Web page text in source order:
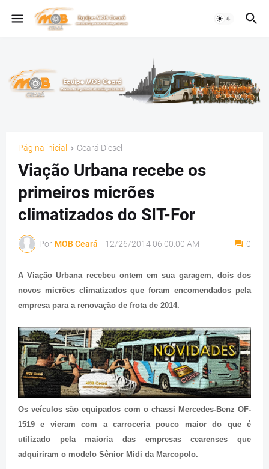
Página inicial Ceará Diesel
Viação Urbana recebe os
primeiros micrões
climatizados do SIT-For
Por MOB Ceará - 12/26/2014 06:00:00 AM 0
A Viação Urbana recebeu ontem em sua garagem, dois dos
novos micrões climatizados que foram encomendados pela
empresa para a renovação de frota de 2014.
Os veículos são equipados com o chassi Mercedes-Benz OF-
1519 e vieram com a carroceria pouco maior do que é
utilizado pela maioria das empresas cearenses que
adquiriram o modelo Sênior Midi da Marcopolo.